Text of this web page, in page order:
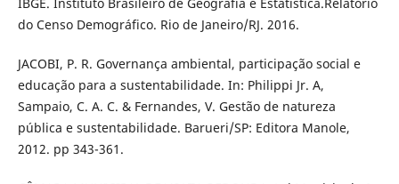
IBGE. Instituto Brasileiro de Geografia e Estatística.Relatório
do Censo Demográfico. Rio de Janeiro/RJ. 2016.
JACOBI, P. R. Governança ambiental, participação social e
educação para a sustentabilidade. In: Philippi Jr. A,
Sampaio, C. A. C. & Fernandes, V. Gestão de natureza
pública e sustentabilidade. Barueri/SP: Editora Manole,
2012. pp 343-361.